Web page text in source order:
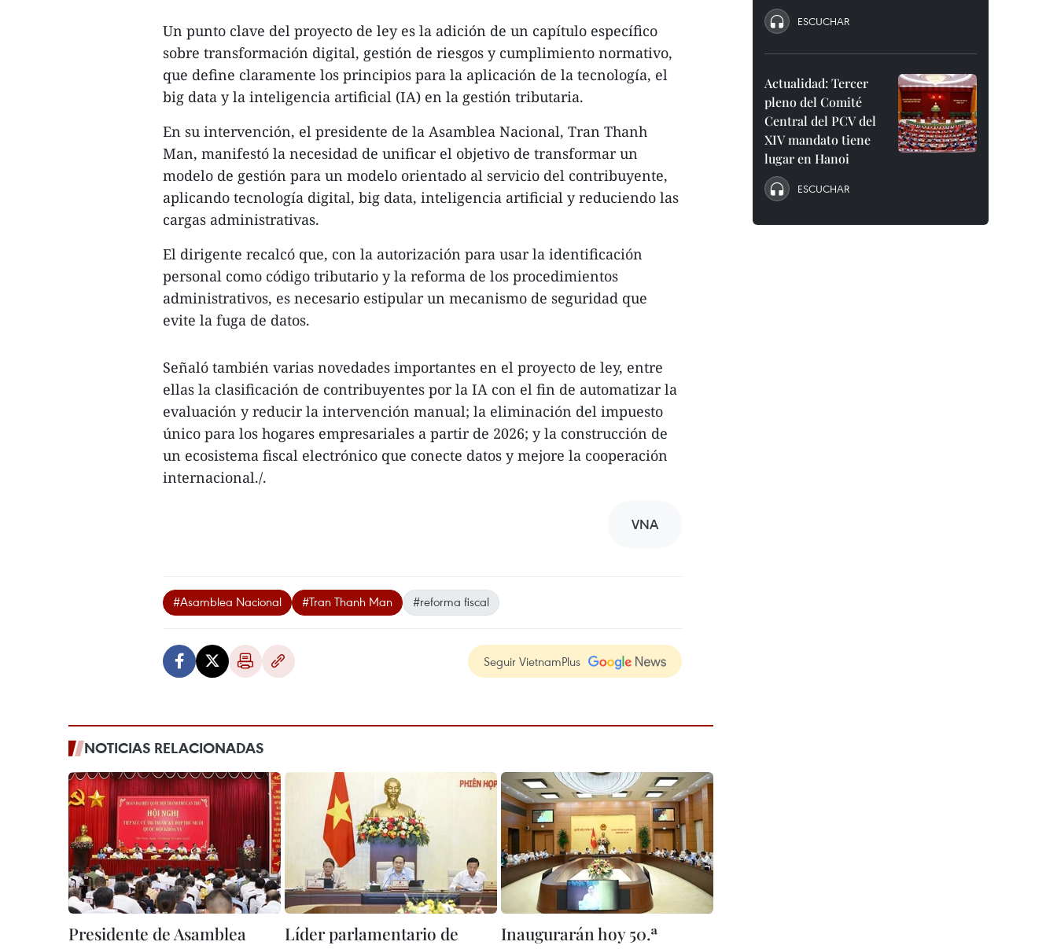
Un punto clave del proyecto de ley es la adición de un capítulo específico
sobre transformación digital, gestión de riesgos y cumplimiento normativo,
que define claramente los principios para la aplicación de la tecnología, el
big data y la inteligencia artificial (IA) en la gestión tributaria.
En su intervención, el presidente de la Asamblea Nacional, Tran Thanh
Man, manifestó la necesidad de unificar el objetivo de transformar un
modelo de gestión para un modelo orientado al servicio del contribuyente,
aplicando tecnología digital, big data, inteligencia artificial y reduciendo las
cargas administrativas.
El dirigente recalcó que, con la autorización para usar la identificación
personal como código tributario y la reforma de los procedimientos
administrativos, es necesario estipular un mecanismo de seguridad que
evite la fuga de datos.
Señaló también varias novedades importantes en el proyecto de ley, entre
ellas la clasificación de contribuyentes por la IA con el fin de automatizar la
evaluación y reducir la intervención manual; la eliminación del impuesto
único para los hogares empresariales a partir de 2026; y la construcción de
un ecosistema fiscal electrónico que conecte datos y mejore la cooperación
internacional./.
VNA
#Asamblea Nacional #Tran Thanh Man #reforma fiscal
Seguir VietnamPlus
NOTICIAS RELACIONADAS
Presidente de Asamblea
Líder parlamentario de
Inaugurarán hoy 50.ª
ESCUCHAR
Actualidad: Tercer
pleno del Comité
Central del PCV del
XIV mandato tiene
lugar en Hanoi
ESCUCHAR